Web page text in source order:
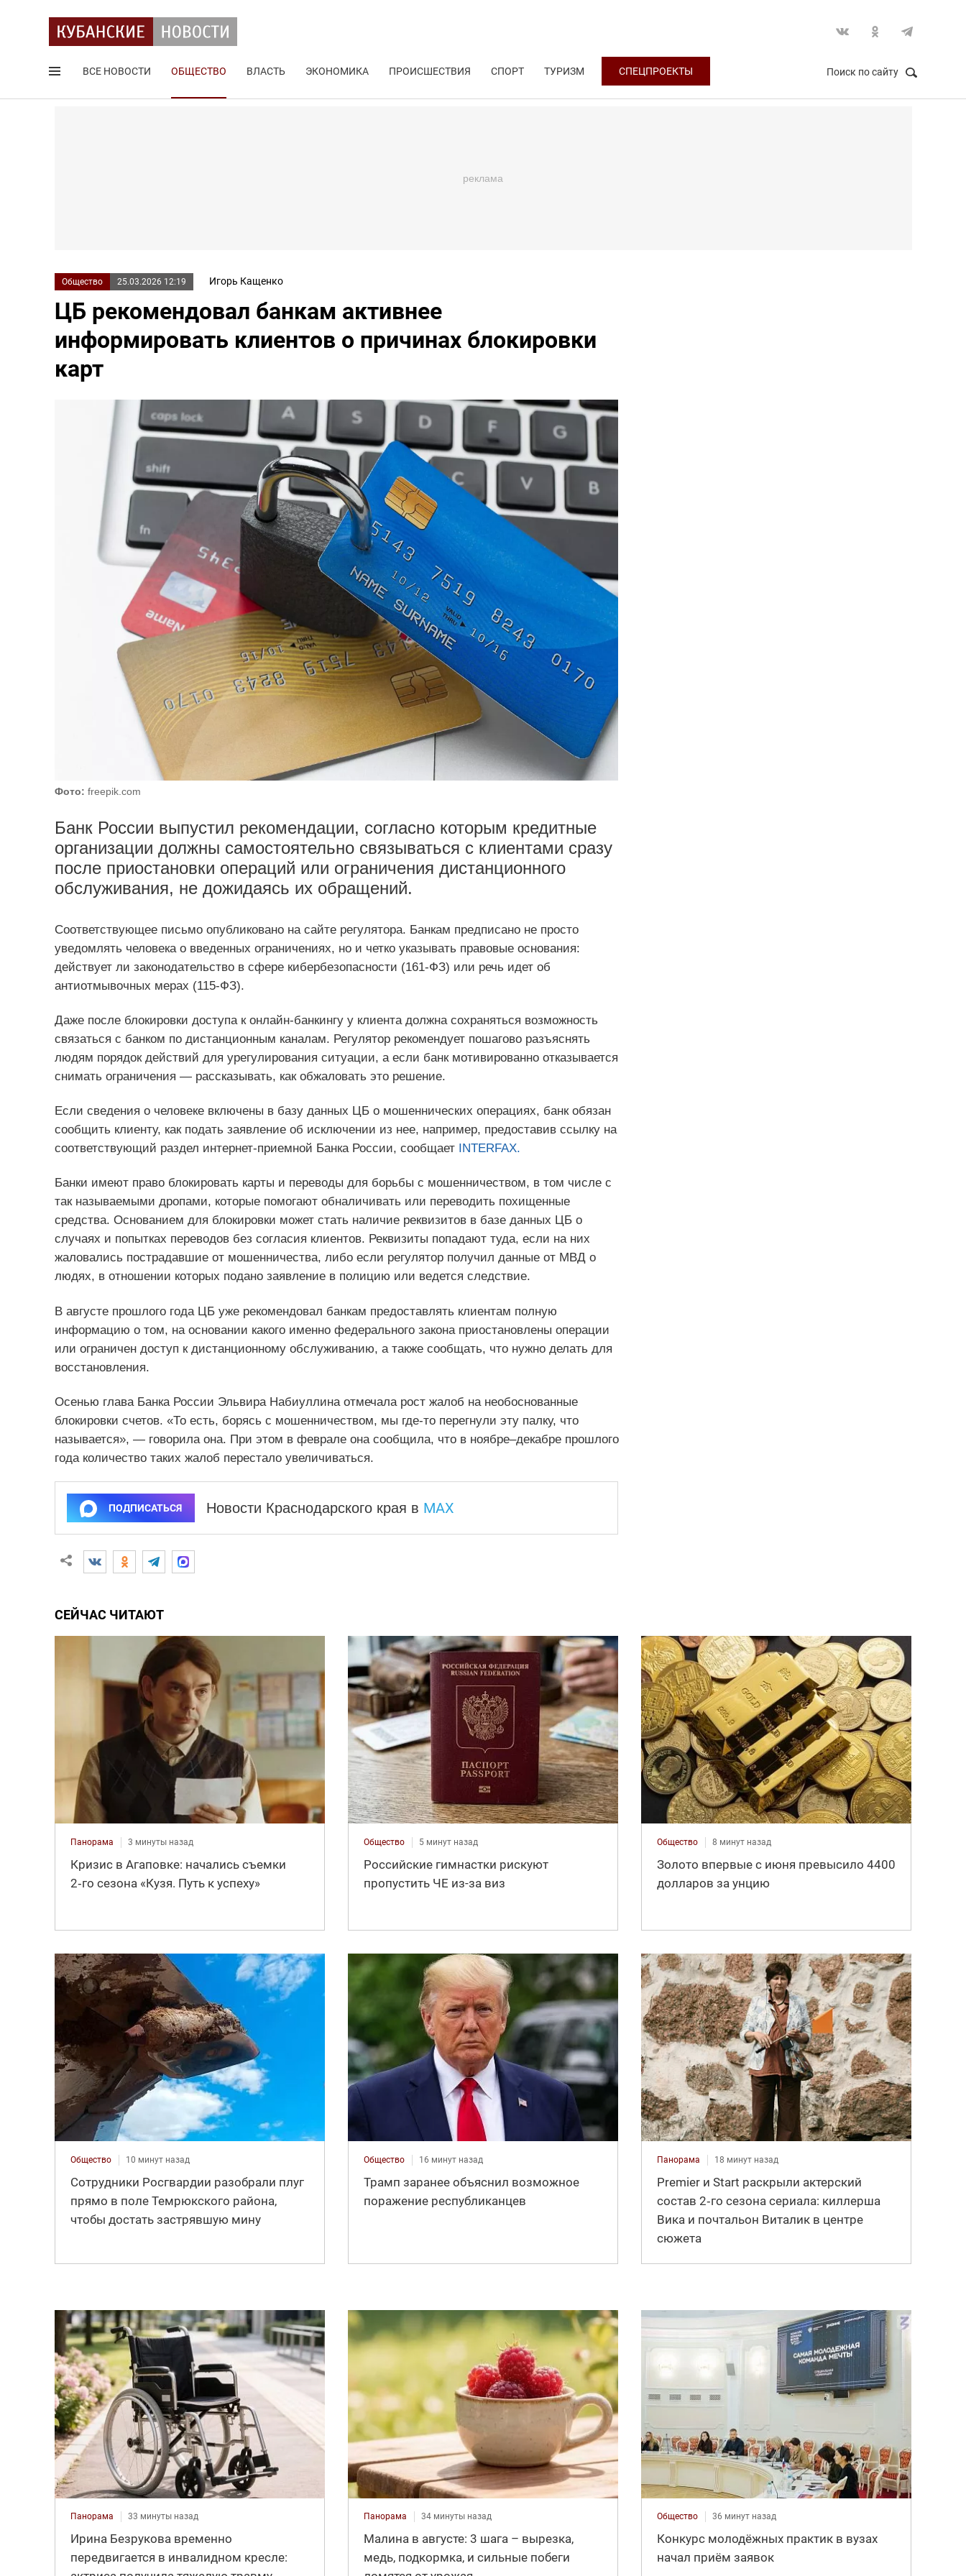
ВСЕ НОВОСТИ ОБЩЕСТВО ВЛАСТЬ ЭКОНОМИКА ПРОИСШЕСТВИЯ СПОРТ ТУРИЗМ СПЕЦПРОЕКТЫ Поиск по сайту
Общество 25.03.2026 12:19 Игорь Кащенко
ЦБ рекомендовал банкам активнее
информировать клиентов о причинах блокировки
карт
Фото: freepik.com
Банк России выпустил рекомендации, согласно которым кредитные
организации должны самостоятельно связываться с клиентами сразу
после приостановки операций или ограничения дистанционного
обслуживания, не дожидаясь их обращений.
Соответствующее письмо опубликовано на сайте регулятора. Банкам предписано не просто
уведомлять человека о введенных ограничениях, но и четко указывать правовые основания:
действует ли законодательство в сфере кибербезопасности (161-ФЗ) или речь идет об
антиотмывочных мерах (115-ФЗ).
Даже после блокировки доступа к онлайн-банкингу у клиента должна сохраняться возможность
связаться с банком по дистанционным каналам. Регулятор рекомендует пошагово разъяснять
людям порядок действий для урегулирования ситуации, а если банк мотивированно отказывается
снимать ограничения — рассказывать, как обжаловать это решение.
Если сведения о человеке включены в базу данных ЦБ о мошеннических операциях, банк обязан
сообщить клиенту, как подать заявление об исключении из нее, например, предоставив ссылку на
соответствующий раздел интернет-приемной Банка России, сообщает
INTERFAX.
Банки имеют право блокировать карты и переводы для борьбы с мошенничеством, в том числе с
так называемыми дропами, которые помогают обналичивать или переводить похищенные
средства. Основанием для блокировки может стать наличие реквизитов в базе данных ЦБ о
случаях и попытках переводов без согласия клиентов. Реквизиты попадают туда, если на них
жаловались пострадавшие от мошенничества, либо если регулятор получил данные от МВД о
людях, в отношении которых подано заявление в полицию или ведется следствие.
В августе прошлого года ЦБ уже рекомендовал банкам предоставлять клиентам полную
информацию о том, на основании какого именно федерального закона приостановлены операции
или ограничен доступ к дистанционному обслуживанию, а также сообщать, что нужно делать для
восстановления.
Осенью глава Банка России Эльвира Набиуллина отмечала рост жалоб на необоснованные
блокировки счетов. «То есть, борясь с мошенничеством, мы где-то перегнули эту палку, что
называется», — говорила она. При этом в феврале она сообщила, что в ноябре–декабре прошлого
года количество таких жалоб перестало увеличиваться.
ПОДПИСАТЬСЯ Новости Краснодарского края в MAX
СЕЙЧАС ЧИТАЮТ
Панорама 3 минуты назад
Кризис в Агаповке: начались съемки
2‑го сезона «Кузя. Путь к успеху»
Общество 5 минут назад
Российские гимнастки рискуют
пропустить ЧЕ из-за виз
Общество 8 минут назад
Золото впервые с июня превысило 4400
долларов за унцию
Общество 10 минут назад
Сотрудники Росгвардии разобрали плуг
прямо в поле Темрюкского района,
чтобы достать застрявшую мину
Общество 16 минут назад
Трамп заранее объяснил возможное
поражение республиканцев
Панорама 18 минут назад
Premier и Start раскрыли актерский
состав 2‑го сезона сериала: киллерша
Вика и почтальон Виталик в центре
сюжета
Панорама 33 минуты назад
Ирина Безрукова временно
передвигается в инвалидном кресле:
Панорама 34 минуты назад
Малина в августе: 3 шага – вырезка,
медь, подкормка, и сильные побеги
Общество 36 минут назад
Конкурс молодёжных практик в вузах
начал приём заявок